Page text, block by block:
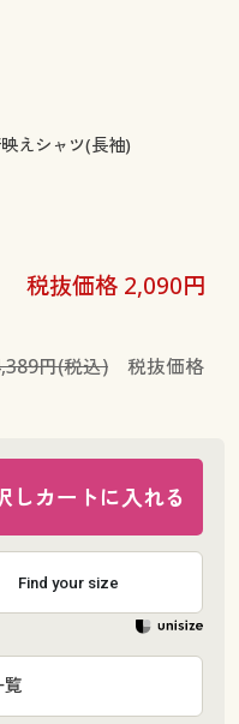
えシャツ(長袖)
税抜価格 2,090円
円(税込)税抜価格
しカートに入れる
Find your size
覧